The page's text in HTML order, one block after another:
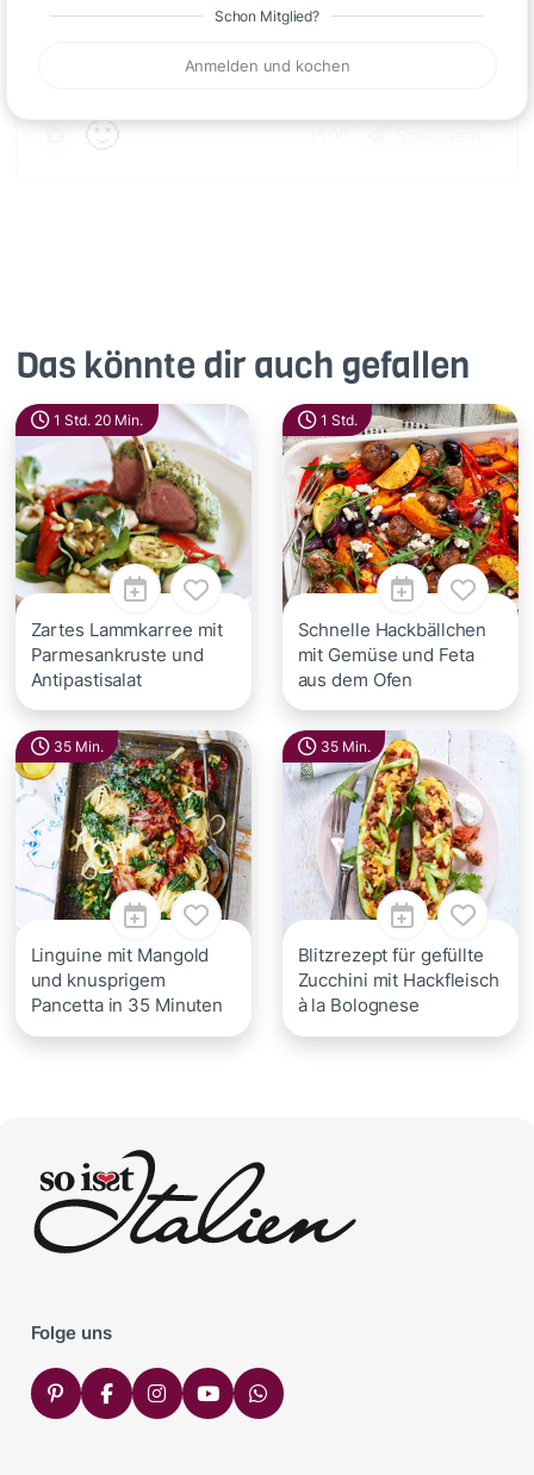
Schon Mitglied?
Anmelden und kochen
🙂
Das könnte dir auch gefallen
1 Std. 20 Min.
Zartes Lammkarree mit
Parmesankruste und
Antipastisalat
1 Std.
Schnelle Hackbällchen
mit Gemüse und Feta
aus dem Ofen
35 Min.
Linguine mit Mangold
und knusprigem
Pancetta in 35 Minuten
35 Min.
Blitzrezept für gefüllte
Zucchini mit Hackfleisch
à la Bolognese
Folge uns